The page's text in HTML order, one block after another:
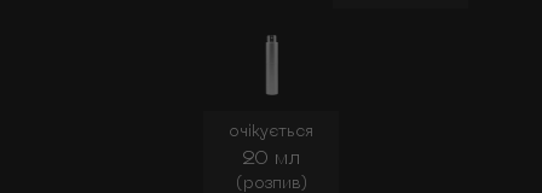
очікується
20 мл
(розпив)